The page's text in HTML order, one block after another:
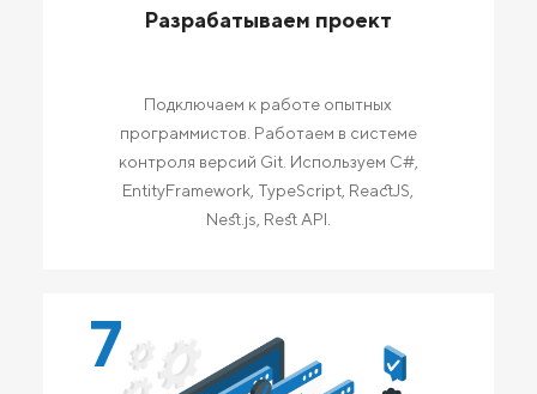
Разрабатываем проект
Подключаем к работе опытных
программистов. Работаем в системе
контроля версий Git. Используем C#,
EntityFramework, TypeScript, ReactJS,
Nest.js, Rest API.
7